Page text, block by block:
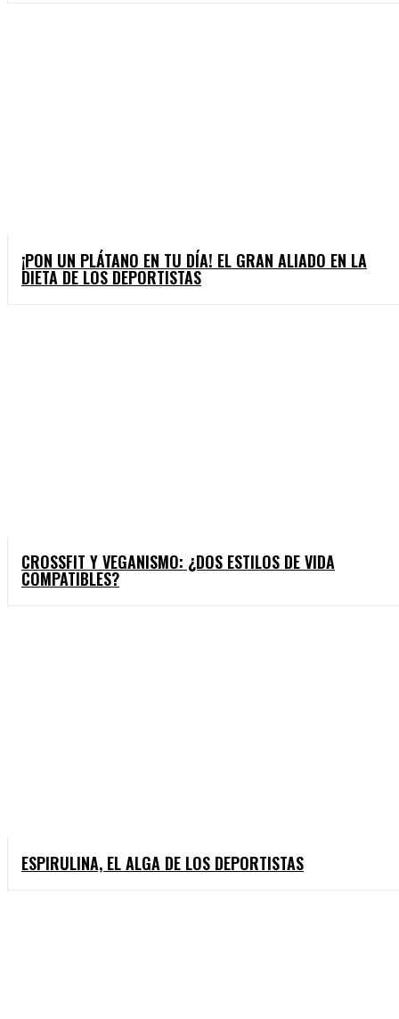
¡PON UN PLÁTANO EN TU DÍA! EL GRAN ALIADO EN LA
DIETA DE LOS DEPORTISTAS
CROSSFIT Y VEGANISMO: ¿DOS ESTILOS DE VIDA
COMPATIBLES?
ESPIRULINA, EL ALGA DE LOS DEPORTISTAS